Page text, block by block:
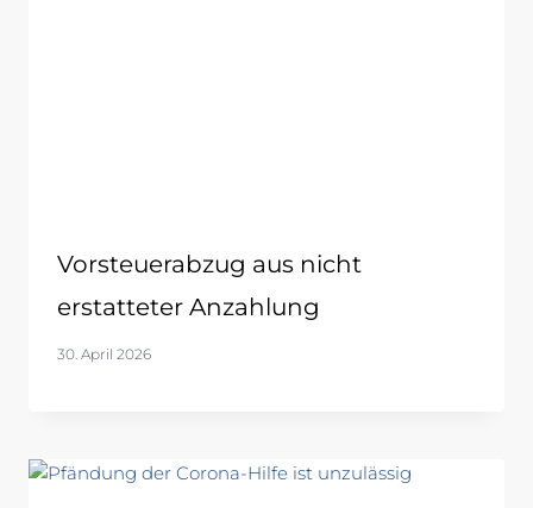
Vorsteuerabzug aus nicht
erstatteter Anzahlung
30. April 2026